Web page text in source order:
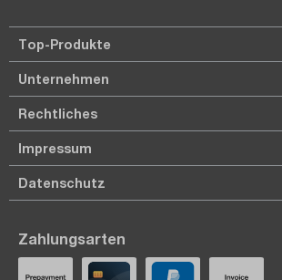
Top-Produkte
Unternehmen
Rechtliches
Impressum
Datenschutz
Zahlungsarten